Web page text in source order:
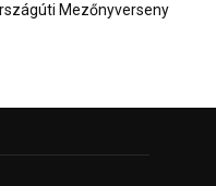
Mezőnyverseny